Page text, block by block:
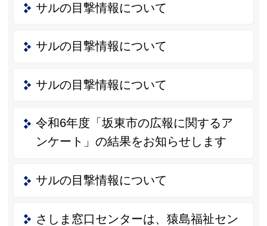
サルの目撃情報について
サルの目撃情報について
サルの目撃情報について
令和6年度「坂東市の広報に関するア
ンケート」の結果をお知らせします
サルの目撃情報について
さしま窓口センターは、猿島福祉セン